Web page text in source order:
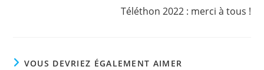
Téléthon 2022 : merci à tous !
VOUS DEVRIEZ ÉGALEMENT AIMER